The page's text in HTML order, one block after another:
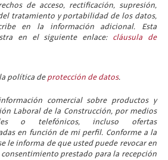
de acceso, rectificación, supresión,
tratamiento y portabilidad de los datos,
en la información adicional. Esta
en el siguiente enlace: cláusula de
política de protección de datos.
comercial sobre productos y
Laboral de la Construcción, por medios
o telefónicos, incluso ofertas
en función de mi perfil. Conforme a la
le informa de que usted puede revocar en
prestado para la recepción